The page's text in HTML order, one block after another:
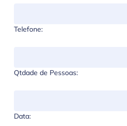
Telefone:
Qtdade de Pessoas:
Data: